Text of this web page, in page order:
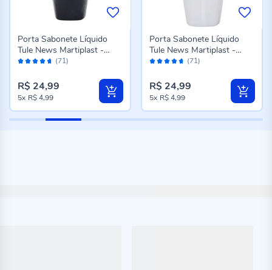
Avaliação: (71)
Porta Sabonete Líquido
Tule News Martiplast -
Preto
R$ 24,99
5x R$ 4,99
Avaliação: (71)
Porta Sabonete Líquido
Tule News Martiplast -
Branco
R$ 24,99
5x R$ 4,99